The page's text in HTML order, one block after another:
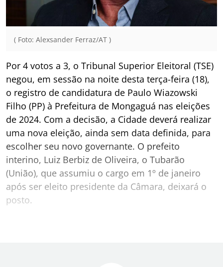
( Foto: Alexsander Ferraz/AT )
Por 4 votos a 3, o Tribunal Superior Eleitoral (TSE)
negou, em sessão na noite desta terça-feira (18),
o registro de candidatura de Paulo Wiazowski
Filho (PP) à Prefeitura de Mongaguá nas eleições
de 2024. Com a decisão, a Cidade deverá realizar
uma nova eleição, ainda sem data definida, para
escolher seu novo governante. O prefeito
interino, Luiz Berbiz de Oliveira, o Tubarão
(União), que assumiu o cargo em 1º de janeiro
após ser eleito presidente da Câmara, deixará o
posto.